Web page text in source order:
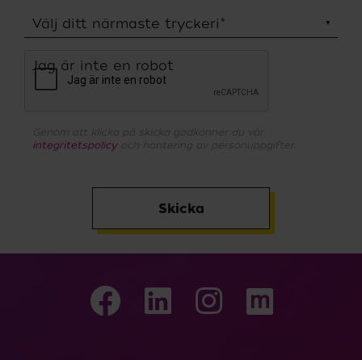
Välj ditt närmaste tryckeri *
Jag är inte en robot
Genom att klicka på skicka godkänner du vår
integritetspolicyoch hantering av personuppgifter.
Skicka